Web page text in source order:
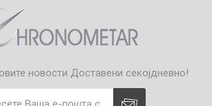
новости Доставени секојдневно!